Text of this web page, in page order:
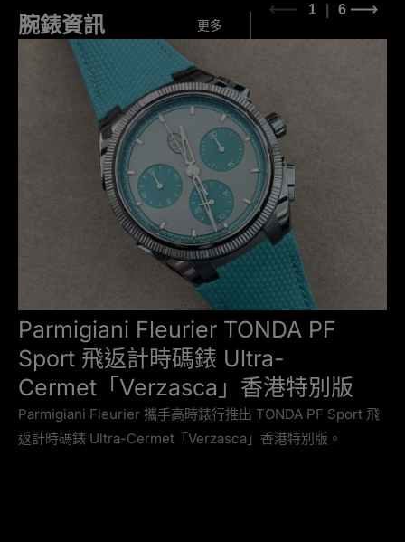
腕錶資訊 更多
Parmigiani Fleurier TONDA PF
Sport 飛返計時碼錶 Ultra-
Cermet「Verzasca」香港特別版
Parmigiani Fleurier 攜手高時錶行推出 TONDA PF Sport 飛
返計時碼錶 Ultra-Cermet「Verzasca」香港特別版。
1 6